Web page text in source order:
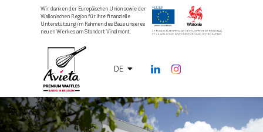
DE
Wir danken der Europäischen Union sowie der
Wallonischen Region für ihre finanzielle
Unterstützung im Rahmen des Baus unseres
neuen Werkes am Standort Vinalmont.